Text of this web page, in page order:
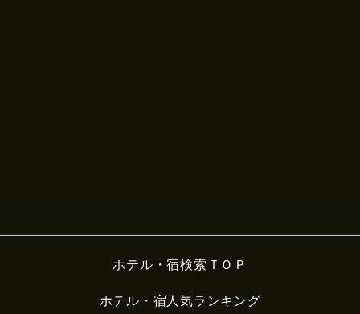
ホテル・宿検索ＴＯＰ
ホテル・宿人気ランキング